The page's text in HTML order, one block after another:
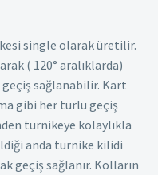
single olarak üretilir.
( 120° aralıklarda)
sağlanabilir. Kart
gibi her türlü geçiş
turnikeye kolaylıkla
anda turnike kilidi
geçiş sağlanır. Kolların